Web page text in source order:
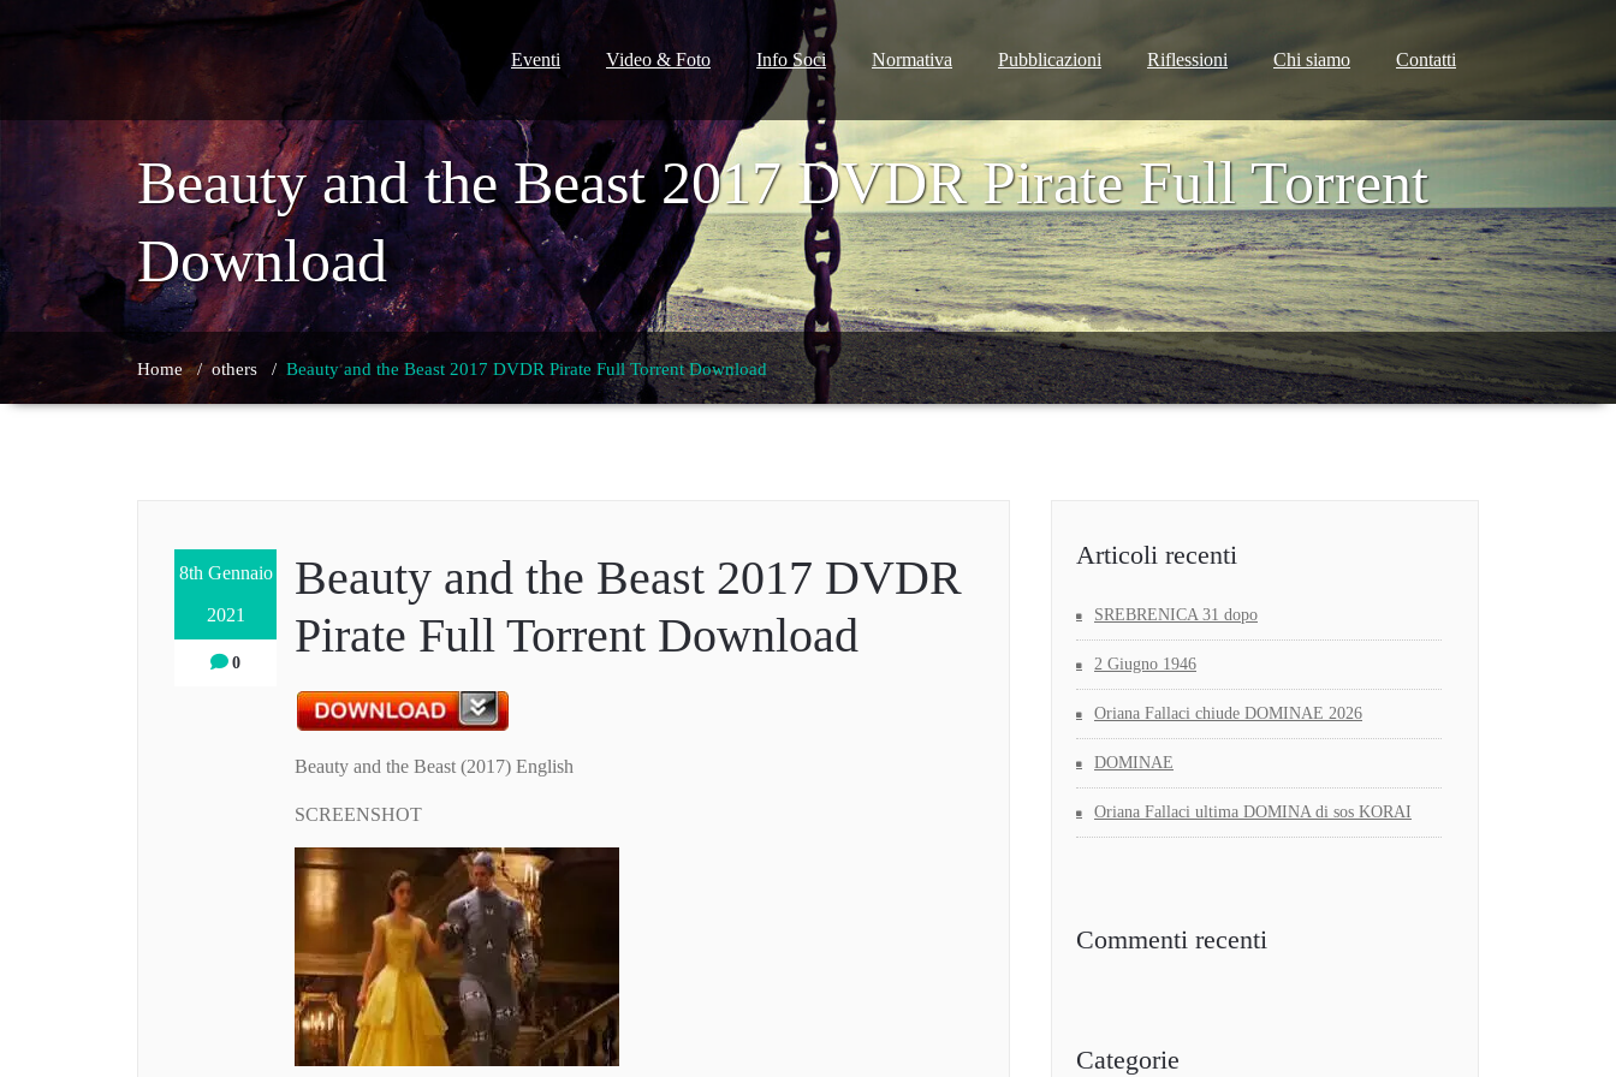
Eventi Video & Foto Info Soci Normativa Pubblicazioni Riflessioni Chi siamo Contatti
Beauty and the Beast 2017 DVDR Pirate Full Torrent
Download
Home/others / Beauty and the Beast 2017 DVDR Pirate Full Torrent Download
8th Gennaio
2021
0
Beauty and the Beast 2017 DVDR
Pirate Full Torrent Download
Beauty and the Beast (2017) English
SCREENSHOT
Articoli recenti
SREBRENICA 31 dopo
2 Giugno 1946
Oriana Fallaci chiude DOMINAE 2026
DOMINAE
Oriana Fallaci ultima DOMINA di sos KORAI
Commenti recenti
Categorie